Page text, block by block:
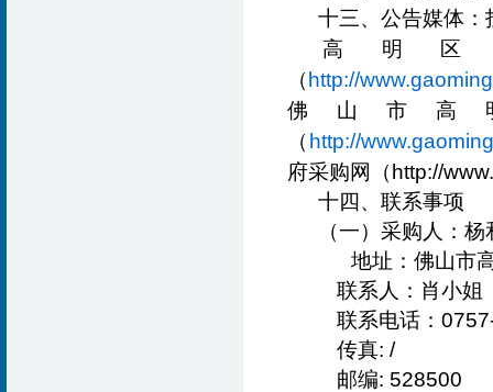
十三、公告媒体：
高明
（ http://
佛山市高
（ http://
府采购网（http://
十四、联系事项
（一） 采购人：杨
地址：佛山市
联系人 ： 肖小姐
联系电话：
传真
邮编: 528500